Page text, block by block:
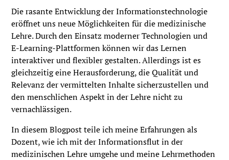
Die rasante Entwicklung der Informationstechnologie
eröffnet uns neue Möglichkeiten für die medizinische
Lehre. Durch den Einsatz moderner Technologien und
E-Learning-Plattformen können wir das Lernen
interaktiver und flexibler gestalten. Allerdings ist es
gleichzeitig eine Herausforderung, die Qualität und
Relevanz der vermittelten Inhalte sicherzustellen und
den menschlichen Aspekt in der Lehre nicht zu
vernachlässigen.
In diesem Blogpost teile ich meine Erfahrungen als
Dozent, wie ich mit der Informationsflut in der
medizinischen Lehre umgehe und meine Lehrmethoden